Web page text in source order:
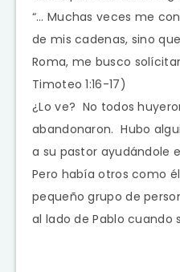
“… Muchas veces me
de mis cadenas, sino
Roma, me busco
Timoteo 1:16-17)
¿Lo ve? No todos
abandonaron. Hubo
a su pastor ayudándole
Pero había otros como
pequeño grupo de
al lado de Pablo cuando